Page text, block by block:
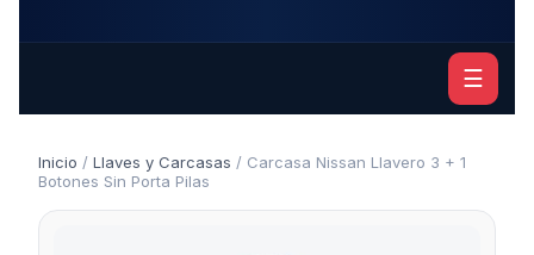
☰
Inicio / Llaves y Carcasas / Carcasa Nissan Llavero 3 + 1
Botones Sin Porta Pilas